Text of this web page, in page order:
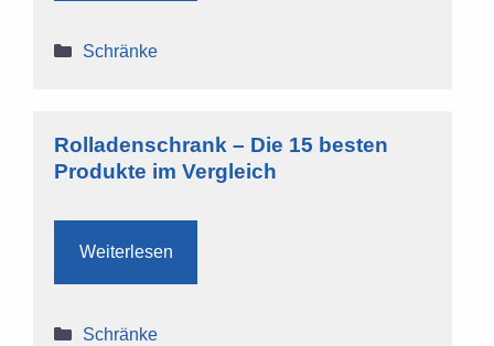
Kategorien
Schränke
Rolladenschrank – Die 15 besten
Produkte im Vergleich
Weiterlesen
Kategorien
Schränke